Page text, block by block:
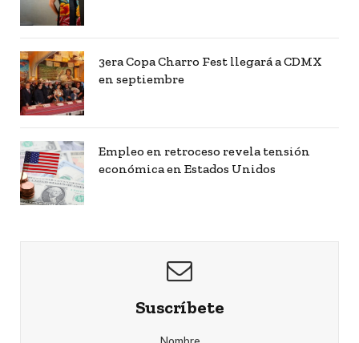
3era Copa Charro Fest llegará a CDMX
en septiembre
Empleo en retroceso revela tensión
económica en Estados Unidos
Suscríbete